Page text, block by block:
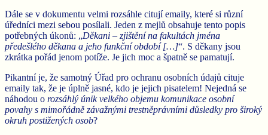
Dále se v dokumentu velmi rozsáhle citují emaily, které si různí
úředníci mezi sebou posílali. Jeden z mejlů obsahuje tento popis
potřebných úkonů: „Děkani – zjištění na fakultách jména
předešlého děkana a jeho funkční období […]“. S děkany jsou
zkrátka pořád jenom potíže. Je jich moc a špatně se pamatují.
Pikantní je, že samotný Úřad pro ochranu osobních údajů cituje
emaily tak, že je úplně jasné, kdo je jejich pisatelem! Nejedná se
náhodou o rozsáhlý únik velkého objemu komunikace osobní
povahy s mimořádně závažnými trestněprávními důsledky pro široký
okruh postižených osob?